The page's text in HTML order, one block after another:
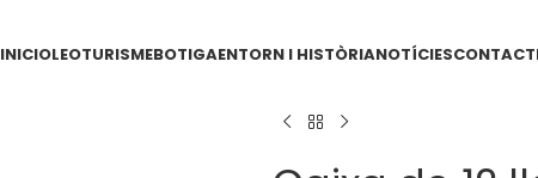
INICIOLEOTURISMEBOTIGAENTORN I HISTÒRIANOTÍCIES